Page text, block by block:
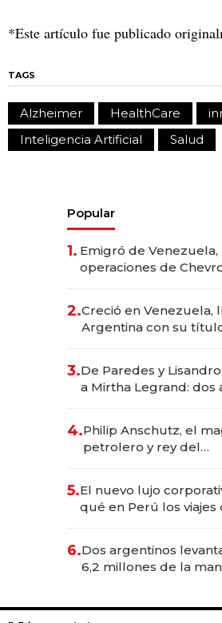
*Este artículo fue publicado
TAGS
Alzheimer HealthCare
Inteligencia Artificial
Salud
Popular
1. Emigró de Venezuela,
operaciones de
2.Creció en Venezuela,
Argentina con su
las marcas "fast
3.De Paredes y
a Mirtha Legrand: dos
4.Philip Anschutz, el
petrolero y rey del
Fénix
5.El nuevo lujo
qué en Perú los viajes
transformadoras
6.Dos argentinos
6,2 millones de la